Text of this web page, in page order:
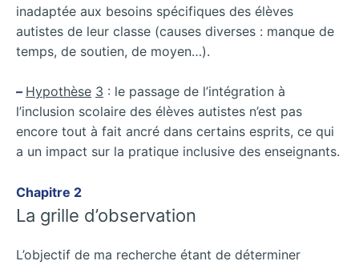
inadaptée aux besoins spécifiques des élèves
autistes de leur classe (causes diverses : manque de
temps, de soutien, de moyen…).
– Hypothèse 3 : le passage de l’intégration à
l’inclusion scolaire des élèves autistes n’est pas
encore tout à fait ancré dans certains esprits, ce qui
a un impact sur la pratique inclusive des enseignants.
Chapitre 2
La grille d’observation
L’objectif de ma recherche étant de déterminer